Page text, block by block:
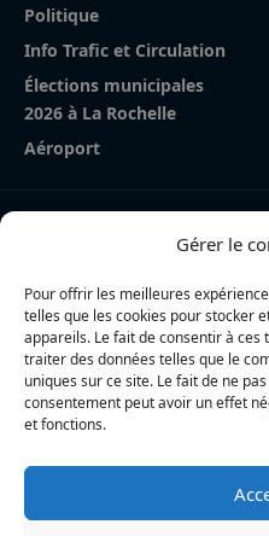
Gérer le
Pour offrir les meilleures
telles que les cookies pour stocker
appareils. Le fait de consentir à
traiter des données telles que le
uniques sur ce site. Le fait de ne
consentement peut avoir un effet
et fonctions.
Politique
Info Trafic et Circulation
Élections municipales
2026 à La Rochelle
Aéroport
volant explorée
La Rochelle Agglo : trois
voiture à Périgny, une
Charente-Maritime : la
Myriam Akkari, sur le départ
L’actualité locale en continu à La